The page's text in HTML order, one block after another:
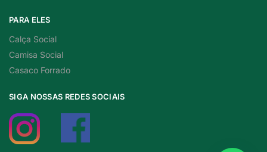
PARA ELES
Calça Social
Camisa Social
Casaco Forrado
SIGA NOSSAS REDES SOCIAIS